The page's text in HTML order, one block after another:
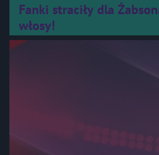
Fanki straciły dla
włosy!